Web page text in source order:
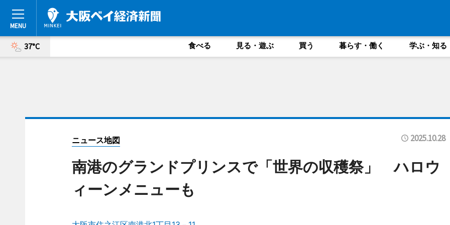
37°C 食べる 見る・遊ぶ 買う 暮らす・働く 学ぶ・知る
ニュース地図 2025.10.28
南港のグランドプリンスで「世界の収穫祭」 ハロウ
ィーンメニューも